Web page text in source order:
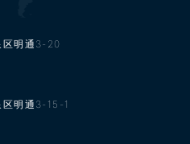
区明通3-20
明通3-15-1